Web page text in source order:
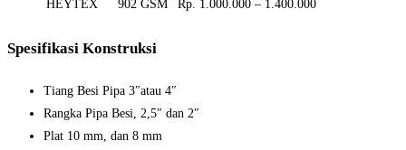
HEYTEX
902 GSM Rp. 1.000.000 – 1.400.000
Spesifikasi Konstruksi
Tiang Besi Pipa 3″atau 4″
Rangka Pipa Besi, 2,5″ dan 2″
Plat 10 mm, dan 8 mm